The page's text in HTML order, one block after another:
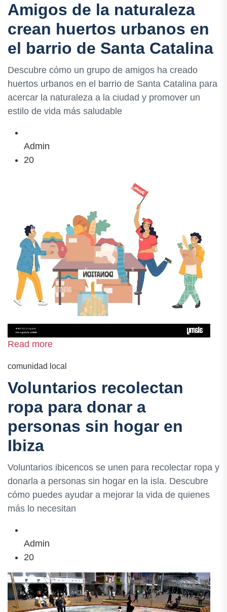
Amigos de la naturaleza
crean huertos urbanos en
el barrio de Santa Catalina
Descubre cómo un grupo de amigos ha creado
huertos urbanos en el barrio de Santa Catalina para
acercar la naturaleza a la ciudad y promover un
estilo de vida más saludable
Admin
20
Read more
comunidad local
Voluntarios recolectan
ropa para donar a
personas sin hogar en
Ibiza
Voluntarios ibicencos se unen para recolectar ropa y
donarla a personas sin hogar en la isla. Descubre
cómo puedes ayudar a mejorar la vida de quienes
más lo necesitan
Admin
20